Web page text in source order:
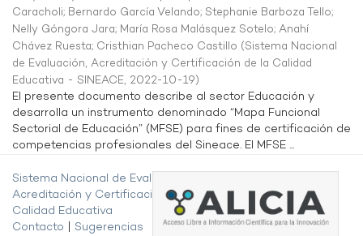
Caracholi; Bernardo García Velando; Stephanie Barboza Tello;
Nelly Góngora Jara; María Rosa Malásquez Sotelo; Anahí
Chávez Ruesta; Cristhian Pacheco Castillo (Sistema Nacional
de Evaluación, Acreditación y Certificación de la Calidad
Educativa - SINEACE, 2022-10-19)
El presente documento describe al sector Educación y
desarrolla un instrumento denominado “Mapa Funcional
Sectorial de Educación” (MFSE) para fines de certificación de
competencias profesionales del Sineace. El MFSE ...
Sistema Nacional de Evaluación,
Acreditación y Certificación de la
Calidad Educativa
Contacto
Sugerencias